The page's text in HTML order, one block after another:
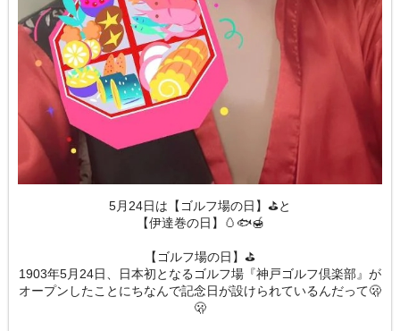
5月24日は【ゴルフ場の日】⛳️と
【伊達巻の日】🥚🐟🍯
【ゴルフ場の日】⛳️
1903年5月24日、日本初となるゴルフ場『神戸ゴルフ倶楽部』が
オープンしたことにちなんで記念日が設けられているんだって🫢
🫢